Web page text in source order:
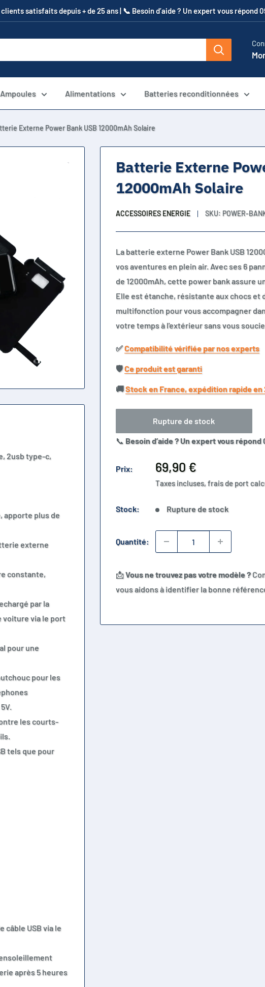
satisfaits depuis + de 25 ans | 📞​ Besoin d’aide ? Un expert vous répond
Ampoules Alimentations Batteries reconditionnées
Externe Power Bank USB 12000mAh Solaire
Batterie Externe
12000mAh Solaire
ACCESSOIRES ENERGIE SKU: POWER-
La batterie externe Power Bank USB
vos aventures en plein air. Avec ses 6
de 12000mAh, cette power bank assure
Elle est étanche, résistante aux chocs et
multifonction pour vous accompagner
votre temps à l'extérieur sans vous
✅​Compatibilité vérifiée par nos experts
🛡️​Ce produit est garanti
🚚​Stock en France, expédition rapide
Rupture de stock
📞 Besoin d’aide ? Un expert vous répond
Prix:
Prix
réduit
69,90 €
Taxes incluses, frais de port
Stock: Rupture de stock
Quantité:
📩Vous ne trouvez pas votre modèle ?
vous aidons à identifier la bonne
2usb type-c,
apporte plus de
externe
constante,
par la
voiture via le port
pour une
pour les
les courts-
tels que pour
câble USB via le
après 5 heures